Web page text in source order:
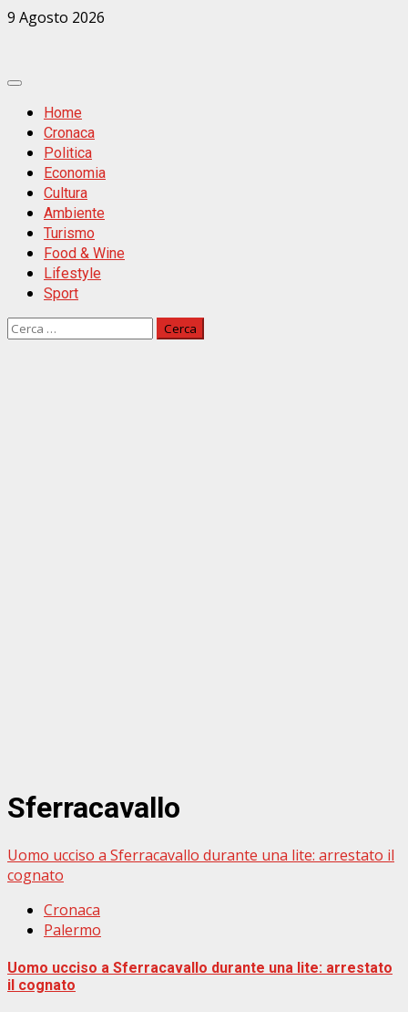
Zum
9 Agosto 2026
Primäres
MenüHome
Cronaca
Politica
Economia
Cultura
Ambiente
Turismo
Food & Wine
Lifestyle
Sport
Ricerca
Sferracavallo
Uomo ucciso a Sferracavallo durante una lite: arrestato il
cognato
Cronaca
Palermo
Uomo ucciso a Sferracavallo durante una lite: arrestato
il cognato